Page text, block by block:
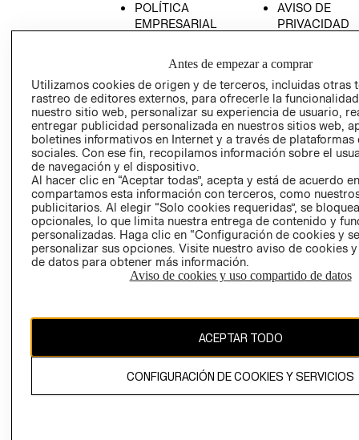
POLÍTICA
EMPRESARIAL
AVISO DE
PRIVACIDAD
AVISO DE
COOKIES
LIBRO DE
Ecuador ($)
CAMBIAR REGIÓN
El contenido de esta página web está protegido por copyright y es
Antes de empezar a comprar
Utilizamos cookies de origen y de terceros, incluidas otras
rastreo de editores externos, para ofrecerle la
nuestro sitio web, personalizar su experiencia de usuario,
entregar publicidad personalizada en nuestros sitios web,
boletines informativos en Internet y a través de plataformas
sociales. Con ese fin, recopilamos información sobre el
de navegación y el dispositivo.
Al hacer clic en “Aceptar todas”, acepta y está de acuerdo
compartamos esta información con terceros, como
publicitarios. Al elegir “Solo cookies requeridas”, se
opcionales, lo que limita nuestra entrega de contenido y
personalizadas. Haga clic en “Configuración de cookies y
personalizar sus opciones. Visite nuestro aviso de cookies
de datos para obtener más información.
Aviso de cookies y uso compartido de datos
ACEPTAR TODO
CONFIGURACIÓN DE COOKIES Y SERVICIOS